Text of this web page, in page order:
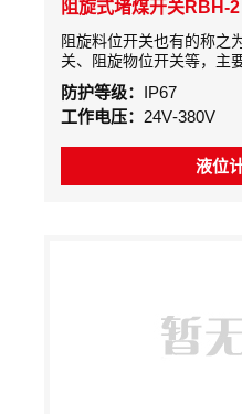
阻旋式堵煤开关RBH-2
阻旋料位开关也有的称之
关、阻旋物位开关等，主
不同名称。阻旋式料位开
后，带动检测叶片慢速旋
叶片的转动受到阻挡时，
另一个微动开关动作，切
动。只要仓内的料位不变
防护等级： IP67
工作电压： 24V-380V
液位